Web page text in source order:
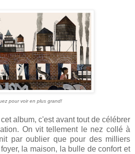
pour voir en plus grand!
album, c'est avant tout de célébrer
On vit tellement le nez collé à
par oublier que pour des milliers
la maison, la bulle de confort et